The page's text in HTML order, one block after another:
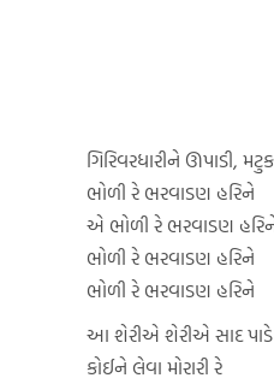
ગિરિવરધારીને ઊપાડી,
ભોળી રે ભરવાડણ હરિને
એ ભોળી રે ભરવાડણ
ભોળી રે ભરવાડણ હરિને
ભોળી રે ભરવાડણ હરિને
આ શેરીએ શેરીએ સાદ પાડે
કોઈને લેવા મોરારી રે